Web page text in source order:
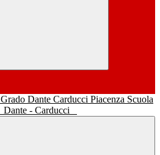
Scuola
Dante - Carducci